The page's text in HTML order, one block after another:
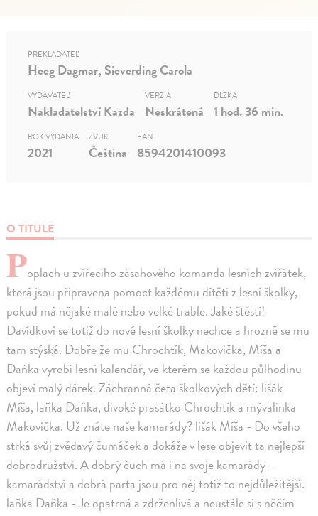
O TITULE
Poplach u zvířecího zásahového komanda lesních zvířátek,
která jsou připravena pomoct každému dítěti z lesní školky,
pokud má nějaké malé nebo velké trable. Jaké štěstí!
Davídkovi se totiž do nové lesní školky nechce a hrozně se mu
tam stýská. Dobře že mu Chrochtík, Makovička, Míša a
Daňka vyrobí lesní kalendář, ve kterém se každou půlhodinu
objeví malý dárek. Záchranná četa školkových dětí: lišák
Míša, laňka Daňka, divoké prasátko Chrochtík a mývalinka
Makovička. Už znáte naše kamarády? lišák Míša - Do všeho
strká svůj zvědavý čumáček a dokáže v lese objevit ta nejlepší
dobrodružství. A dobrý čuch má i na svoje kamarády –
kamarádství a dobrá parta jsou pro něj totiž to nejdůležitější.
laňka Daňka - Je opatrná a zdrženlivá a neustále si s něčím
PREKLADATEĽ
Heeg Dagmar, Sieverding Carola
VYDAVATEĽ
Nakladatelství Kazda
VERZIA
Neskrátená
DĹŽKA
1 hod. 36 min.
ROK VYDANIA
2021
ZVUK
Čeština
EAN
8594201410093